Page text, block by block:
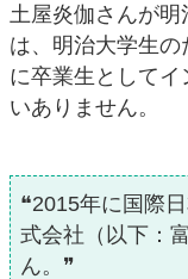
土屋炎伽さんが
は、明治大学生の
に卒業生として
いありません。
❝2015年に国際
式会社（以下：
ん。❞